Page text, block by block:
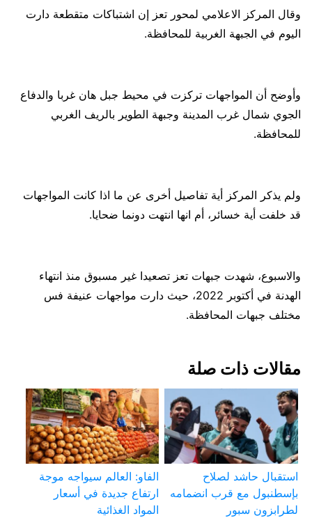
وقال المركز الاعلامي لمحور تعز إن اشتباكات متقطعة دارت
اليوم في الجبهة الغربية للمحافظة.
وأوضح أن المواجهات تركزت في محيط جبل هان غربا والدفاع
الجوي شمال غرب المدينة وجبهة الطوير بالريف الغربي
للمحافظة.
ولم يذكر المركز أية تفاصيل أخرى عن ما اذا كانت المواجهات
قد خلفت أية خسائر، أم انها انتهت دونما ضحايا.
والاسبوع، شهدت جبهات تعز تصعيدا غير مسبوق منذ انتهاء
الهدنة في أكتوبر 2022، حيث دارت مواجهات عنيفة فس
مختلف جبهات المحافظة.
مقالات ذات صلة
استقبال حاشد لصلاح
بإسطنبول مع قرب انضمامه
لطرابزون سبور
الفاو: العالم سيواجه موجة
ارتفاع جديدة في أسعار
المواد الغذائية